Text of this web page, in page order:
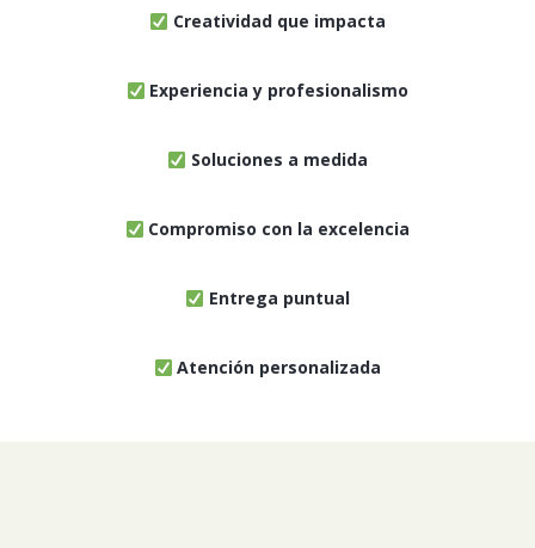
Creatividad que impacta
Experiencia y profesionalismo
Soluciones a medida
Compromiso con la excelencia
Entrega puntual
Atención personalizada